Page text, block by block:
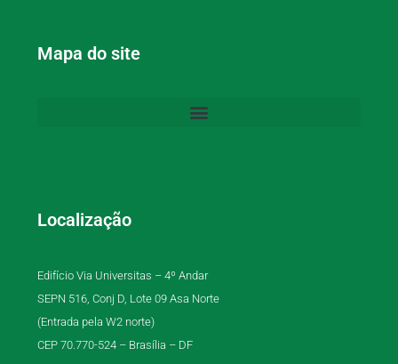
Mapa do site
Localização
Edifício Via Universitas – 4º Andar
SEPN 516, Conj D, Lote 09 Asa Norte
(Entrada pela W2 norte)
CEP 70.770-524 – Brasília – DF